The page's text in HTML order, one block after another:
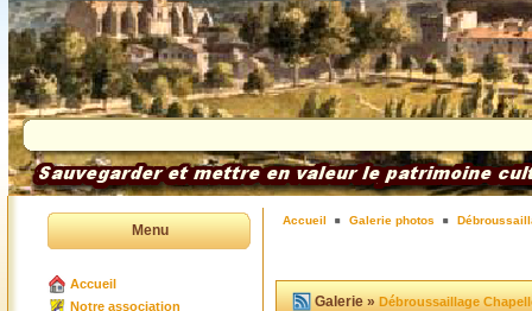
Menu
Accueil
Notre association
Accueil Galerie photos
Galerie »Débroussaillage